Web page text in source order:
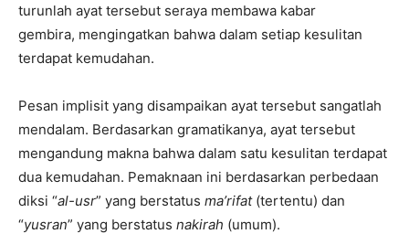
turunlah ayat tersebut seraya membawa kabar
gembira, mengingatkan bahwa dalam setiap kesulitan
terdapat kemudahan.
Pesan implisit yang disampaikan ayat tersebut sangatlah
mendalam. Berdasarkan gramatikanya, ayat tersebut
mengandung makna bahwa dalam satu kesulitan terdapat
dua kemudahan. Pemaknaan ini berdasarkan perbedaan
diksi “al-usr” yang berstatus ma’rifat(tertentu) dan
“yusran” yang berstatus nakirah (umum).